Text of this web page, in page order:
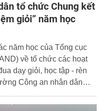
tổ chức Chung kết
giỏi” năm học
năm học của Tổng cục
tập - rèn
Công an nhân dân